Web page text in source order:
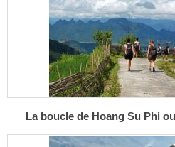
La boucle de Hoang Su Phi